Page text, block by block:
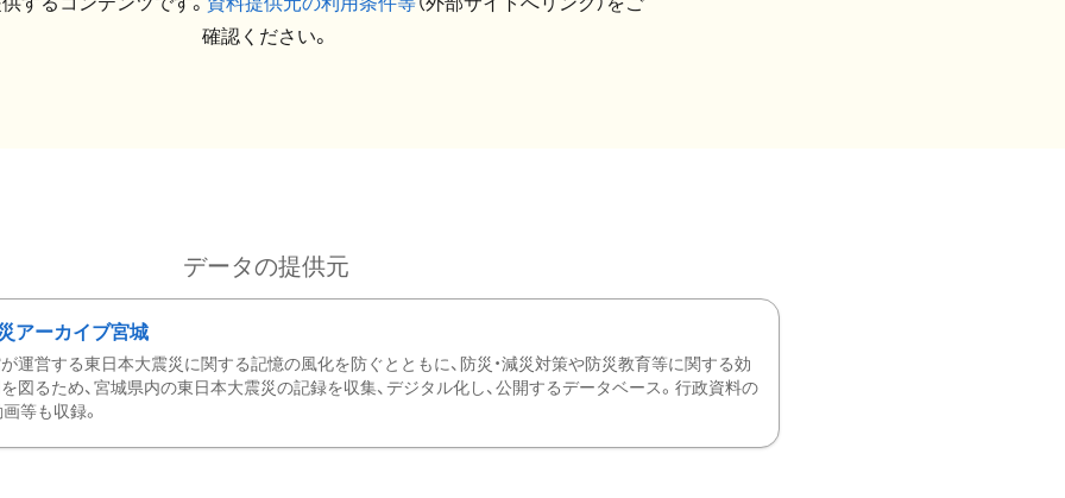
確認ください。
データの提供元
アーカイブ宮城
運営する東日本大震災に関する記憶の風化を防ぐとともに、防災・減災対策や防災教育等に関する効
図るため、宮城県内の東日本大震災の記録を収集、デジタル化し、公開するデータベース。行政資料の
等も収録。